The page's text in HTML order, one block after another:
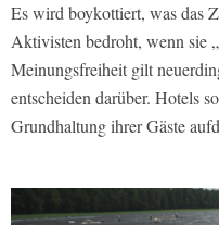
Es wird boykottiert, was das
Aktivisten bedroht, wenn sie
Meinungsfreiheit gilt
entscheiden darüber. Hotels
Grundhaltung ihrer Gäste